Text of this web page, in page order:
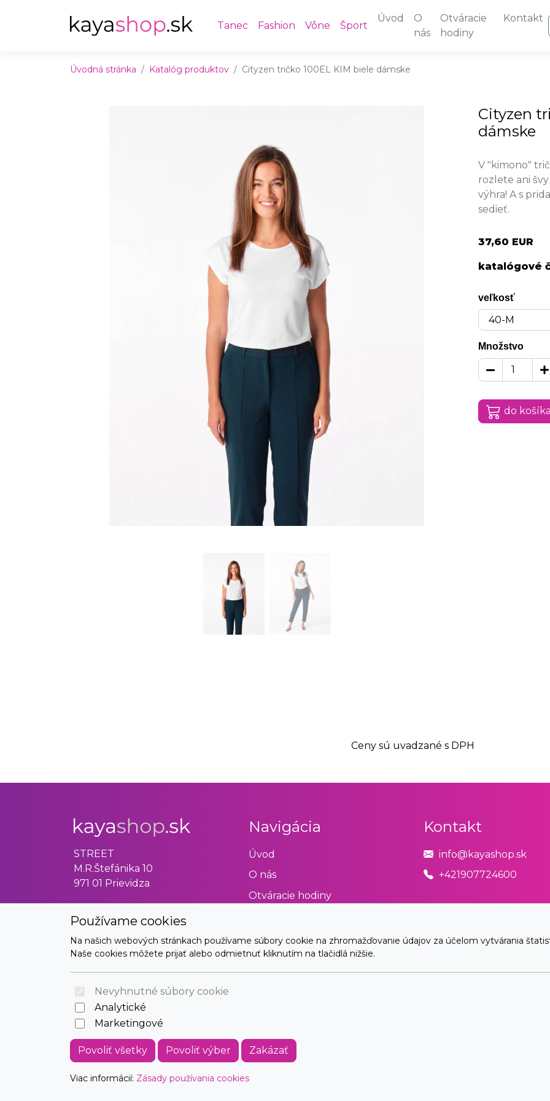
Tanec
Fashion Vône Šport
Úvod
O
nás
Otváracie
hodiny
Kontakt
Úvodná stránka Katalóg produktov Cityzen tričko 100EL KIM biele dámske
Cityzen
dámske
V "kimono"
rozlete ani
výhra! A s
sedieť.
37,60 EUR
katalógové
veľkosť
Množstvo
do
Ceny sú uvadzané s DPH
Používame cookies
Na našich webových stránkach používame súbory cookie na zhromažďovanie údajov za účelom vytvárania
Naše cookies môžete prijať alebo odmietnuť kliknutím na tlačidlá nižšie.
Nevyhnutné súbory cookie
Analytické
Marketingové
Povoliť všetky Povoliť výber Zakázať
Viac informácií: Zásady používania cookies
STREET
M.R.Štefánika 10
971 01 Prievidza
Navigácia
Úvod
O nás
Otváracie hodiny
Odstúpiť od zmluvy tu
Kontakt
Kontakt
info@kayashop.sk
+421907724600